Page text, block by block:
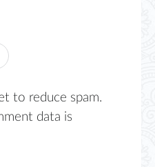
to reduce spam.
data is